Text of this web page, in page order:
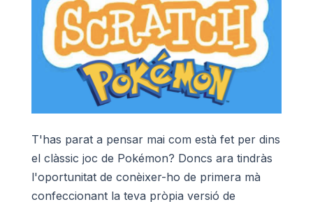
T'has parat a pensar mai com està fet per dins
el clàssic joc de Pokémon? Doncs ara tindràs
l'oportunitat de conèixer-ho de primera mà
confeccionant la teva pròpia versió de